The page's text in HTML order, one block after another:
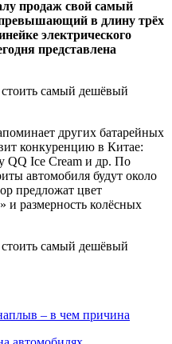
продаж свой самый
в длину трёх
электрического
представлена
других батарейных
конкуренцию в Китае:
QQ Ice Cream и др. По
автомобиля будут около
предложат цвет
и размерность колёсных
– в чем причина